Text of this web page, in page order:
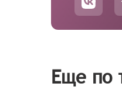
Еще по